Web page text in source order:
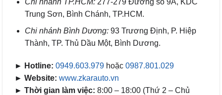
Trung Sơn, Bình Chánh, TP.HCM.
Chi nhánh Bình Dương:93 Trương Định, P. Hiệp
Thành, TP. Thủ Dầu Một, Bình Dương.
► Hotline: 0949.603.979 hoặc 0987.801.029
► Website: www.zkarauto.vn
► Thời gian làm việc: 8:00 – 18:00 (Thứ 2 – Chủ